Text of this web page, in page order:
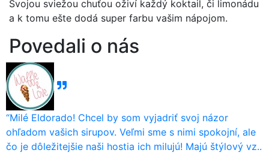
Svojou sviežou chuťou oživí každý koktail, či limonádu
a k tomu ešte dodá super farbu vašim nápojom.
Povedali o nás
“Milé Eldorado! Chcel by som vyjadriť svoj názor
ohľadom vašich sirupov. Veľmi sme s nimi spokojní, ale
čo je dôležitejšie naši hostia ich milujú! Majú štýlový vz..